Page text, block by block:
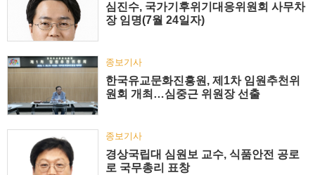
심진수, 국가기후위기대응위원회 사무차
장 임명(7월 24일자)
종보기사
한국유교문화진흥원, 제1차 임원추천위
원회 개최…심중근 위원장 선출
종보기사
경상국립대 심원보 교수, 식품안전 공로
로 국무총리 표창